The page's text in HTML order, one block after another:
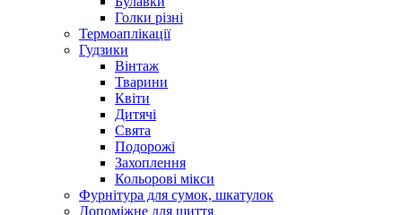
Голки різні
Термоаплікації
Гудзики
Вінтаж
Тварини
Квіти
Дитячі
Свята
Подорожі
Захоплення
Кольорові мікси
Фурнітура для сумок, шкатулок
Допоміжне для шиття